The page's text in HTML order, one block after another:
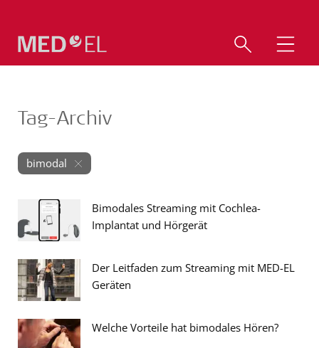
Tag-Archiv
bimodal
Bimodales Streaming mit Cochlea-
Implantat und Hörgerät
Der Leitfaden zum Streaming mit MED-EL
Geräten
Welche Vorteile hat bimodales Hören?